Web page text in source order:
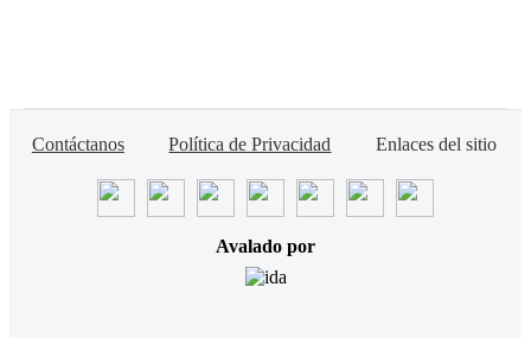
Contáctanos Política de Privacidad Enlaces del sitio
Avalado por